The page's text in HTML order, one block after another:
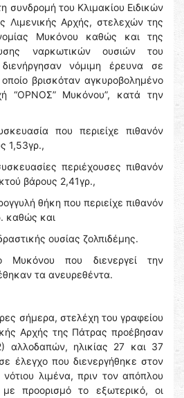
συνδρομή του Κλιμακίου Ειδικών
Λιμενικής Αρχής, στελεχών της
Μυκόνου καθώς και της
ναρκωτικών ουσιών του
νόμιμη έρευνα σε
βρισκόταν αγκυροβολημένο
“ΟΡΝΟΣ” Μυκόνου”, κατά την
που περιείχε πιθανόν
1,53γρ.,
περιέχουσες πιθανόν
βάρους 2,41γρ.,
θήκη που περιείχε πιθανόν
καθώς και
ουσίας ζολπιδέμης.
Μυκόνου που διενεργεί την
τα ανευρεθέντα.
σήμερα, στελέχη του γραφείου
Αρχής της Πάτρας προέβησαν
αλλοδαπών, ηλικίας 27 και 37
έλεγχο που διενεργήθηκε στον
λιμένα, πριν τον απόπλου
προορισμό το εξωτερικό, οι